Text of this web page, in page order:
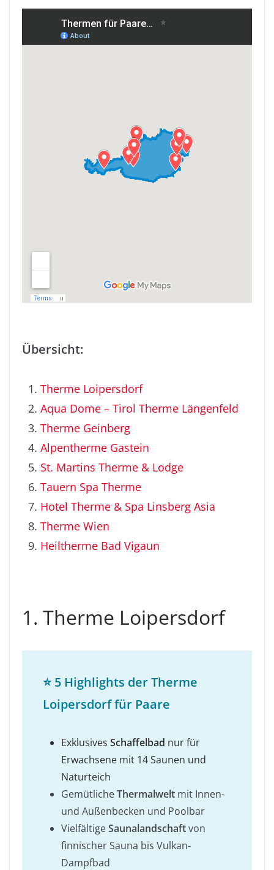
Übersicht:
Therme Loipersdorf
Aqua Dome – Tirol Therme Längenfeld
Therme Geinberg
Alpentherme Gastein
St. Martins Therme & Lodge
Tauern Spa Therme
Hotel Therme & Spa Linsberg Asia
Therme Wien
Heiltherme Bad Vigaun
1. Therme Loipersdorf
⭐ 5 Highlights der Therme
Loipersdorf für Paare
Exklusives Schaffelbad nur für
Erwachsene mit 14 Saunen und
Naturteich
GemütlicheThermalweltmit Innen-
und Außenbecken und Poolbar
VielfältigeSaunalandschaftvon
finnischer Sauna bis Vulkan-
Dampfbad